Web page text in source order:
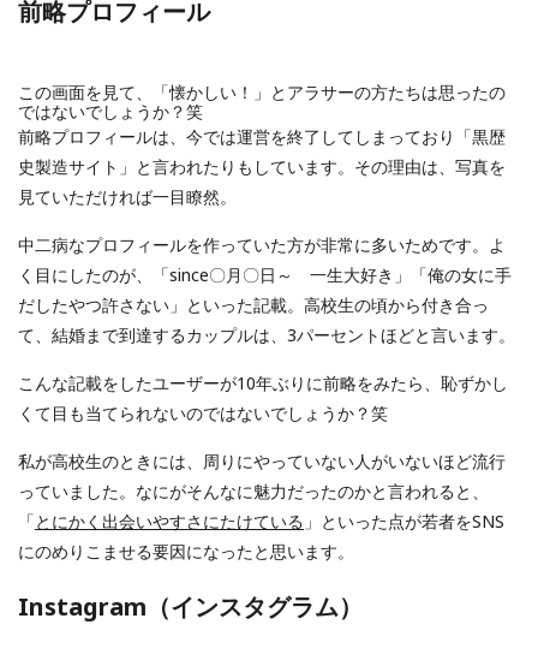
前略プロフィール
この画面を見て、「懐かしい！」とアラサーの方たちは思ったの
ではないでしょうか？笑
前略プロフィールは、今では運営を終了してしまっており「黒歴
史製造サイト」と言われたりもしています。その理由は、写真を
見ていただければ一目瞭然。
中二病なプロフィールを作っていた方が非常に多いためです。よ
く目にしたのが、「since〇月〇日～ 一生大好き」「俺の女に手
だしたやつ許さない」といった記載。高校生の頃から付き合っ
て、結婚まで到達するカップルは、3パーセントほどと言います。
こんな記載をしたユーザーが10年ぶりに前略をみたら、恥ずかし
くて目も当てられないのではないでしょうか？笑
私が高校生のときには、周りにやっていない人がいないほど流行
っていました。なにがそんなに魅力だったのかと言われると、
「とにかく出会いやすさにたけている 」といった点が若者をSNS
にのめりこませる要因になったと思います。
Instagram（インスタグラム）